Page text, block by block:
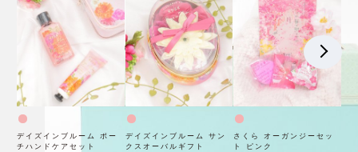
デイズインブルーム ポー
チハンドケアセット
デイズインブルーム サン
クスオーバルギフト
さくら オーガンジーセッ
ト ピンク